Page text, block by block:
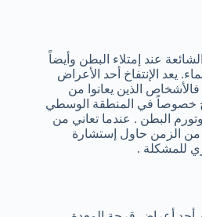
عند إمتلاء البطن وأيضاً
يعد الإنتفاخ أحد الأعراض
فالأشخاص الذين يعانوا من
خصوصاً في المنطقة الوسطي
وتورم البطن . عندما تعاني من
من الزمن حاول إستشارة
للمشكلة .